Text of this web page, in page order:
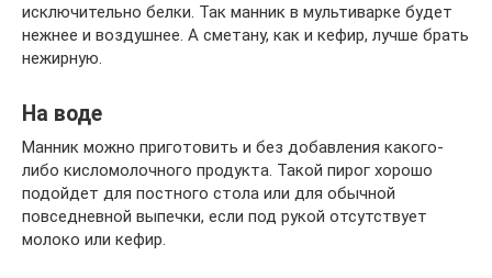
исключительно белки. Так манник в мультиварке будет
нежнее и воздушнее. А сметану, как и кефир, лучше брать
нежирную.
На воде
Манник можно приготовить и без добавления какого-
либо кисломолочного продукта. Такой пирог хорошо
подойдет для постного стола или для обычной
повседневной выпечки, если под рукой отсутствует
молоко или кефир.